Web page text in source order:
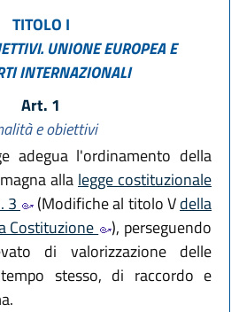
TITOLO I
UNIONE EUROPEAE
INTERNAZIONALI
Art. 1
e obiettivi
adegua l'ordinamento della
alla legge costituzionale
3
(Modifiche al titolo Vdella
Costituzione
), perseguendo
di valorizzazione delle
stesso, di raccordo e